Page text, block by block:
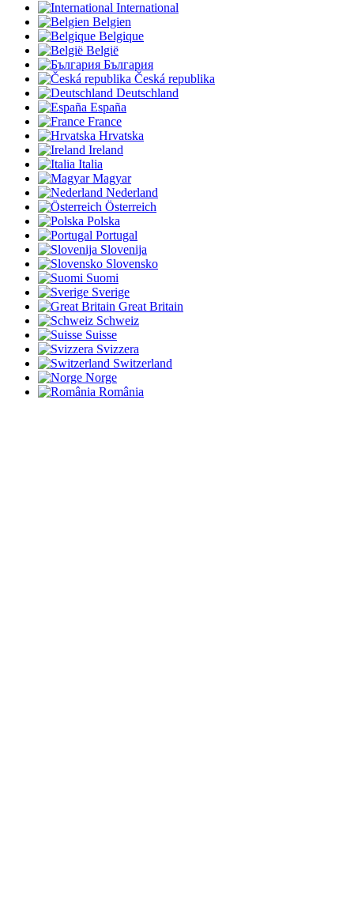
International
Belgien
Belgique
België
България
Česká republika
Deutschland
España
France
Hrvatska
Ireland
Italia
Magyar
Nederland
Österreich
Polska
Portugal
Slovenija
Slovensko
Suomi
Sverige
Great Britain
Schweiz
Suisse
Svizzera
Switzerland
Norge
România